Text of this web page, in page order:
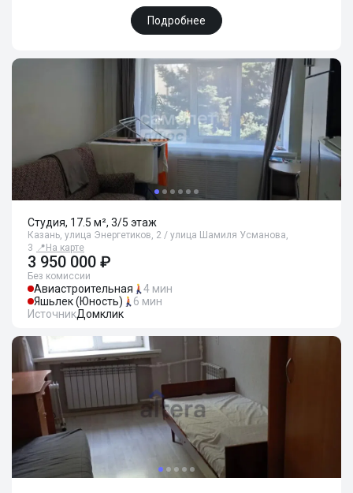
Подробнее
Студия, 17.5 м², 3/5 этаж
Казань, улица Энергетиков, 2 / улица Шамиля Усманова,
3 📍 На карте
3 950 000 ₽
Без комиссии
Авиастроительная
4 мин
Яшьлек (Юность)
6 мин
ИсточникДомклик